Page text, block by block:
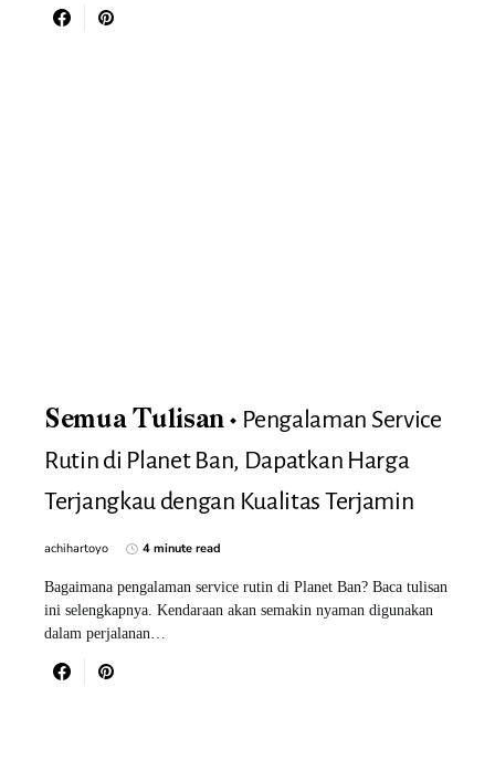
Semua Tulisan
Pengalaman Service
Rutin di Planet Ban, Dapatkan Harga
Terjangkau dengan Kualitas Terjamin
achihartoyo 4 minute read
Bagaimana pengalaman service rutin di Planet Ban? Baca tulisan
ini selengkapnya. Kendaraan akan semakin nyaman digunakan
dalam perjalanan…